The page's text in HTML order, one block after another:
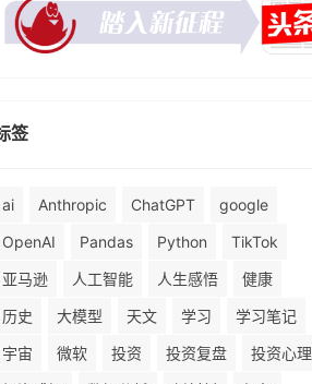
签
ai Anthropic ChatGPT
google
OpenAI
Pandas Python
TikTok
亚马逊
人工智能 人生感悟
健康
历史
大模型 天文 学习
学习笔记
宇宙
微软 投资 投资复盘
投资心理